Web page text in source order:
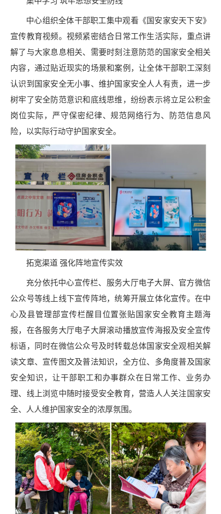
中心组织全体干部职工集中观看《国安家安天下安》
宣传教育视频。视频紧密结合日常工作生活实际，重点讲
解了与大家息息相关、需要时刻注意防范的国家安全相关
内容，通过贴近现实的场景和案例，让全体干部职工深刻
认识到国家安全无小事、维护国家安全人人有责，进一步
树牢了安全防范意识和底线思维，纷纷表示将立足公积金
岗位实际，严守保密纪律、规范网络行为、防范信息风
险，以实际行动守护国家安全。
拓宽渠道 强化阵地宣传实效
充分依托中心宣传栏、服务大厅电子大屏、官方微信
公众号等线上线下宣传阵地，统筹开展立体化宣传。在中
心及县管理部宣传栏醒目位置张贴国家安全教育主题海
报，在各服务大厅电子大屏滚动播放宣传海报及安全宣传
标语，同时在微信公众号及时转载总体国家安全观相关解
读文章、宣传图文及普法知识，全方位、多角度普及国家
安全知识，让干部职工和办事群众在日常工作、业务办
理、线上浏览中随时接受安全教育，营造人人关注国家安
全、人人维护国家安全的浓厚氛围。